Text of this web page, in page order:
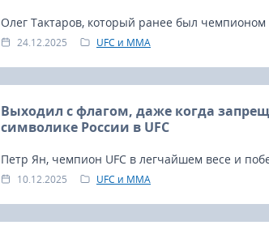
Олег Тактаров, который ранее был чемпионом
Махачева и Петра Яна как лучших российских
24.12.2025 UFC и MMA
Выходил с флагом, даже когда
символике России в UFC
Петр Ян, чемпион UFC в легчайшем весе и
принципиального реванша с Мерабом
государственным флагом.
10.12.2025 UFC и MMA